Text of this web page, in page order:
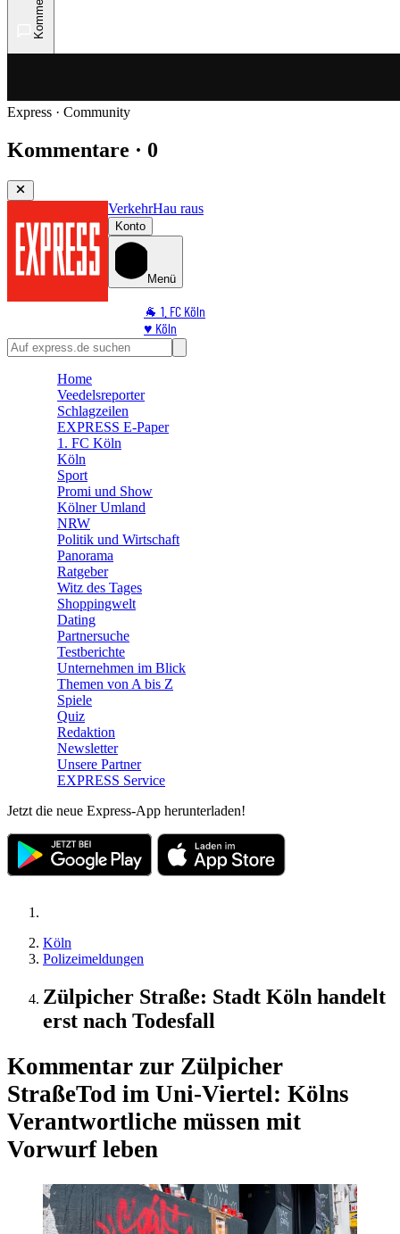
Express · Community
Kommentare · 0
VerkehrHau raus
Konto
Menü
🐐 1. FC Köln
♥️ Köln
⭐ Promi
🛒 Shoppingwelt
Home
Veedelsreporter
Schlagzeilen
EXPRESS E-Paper
1. FC Köln
Köln
Sport
Promi und Show
Kölner Umland
NRW
Politik und Wirtschaft
Panorama
Ratgeber
Witz des Tages
Shoppingwelt
Dating
Partnersuche
Testberichte
Unternehmen im Blick
Themen von A bis Z
Spiele
Quiz
Redaktion
Newsletter
Unsere Partner
EXPRESS Service
Jetzt die neue Express-App herunterladen!
Köln
Polizeimeldungen
Zülpicher Straße: Stadt Köln handelt
erst nach Todesfall
Kommentar zur Zülpicher
StraßeTod im Uni-Viertel: Kölns
Verantwortliche müssen mit
Vorwurf leben